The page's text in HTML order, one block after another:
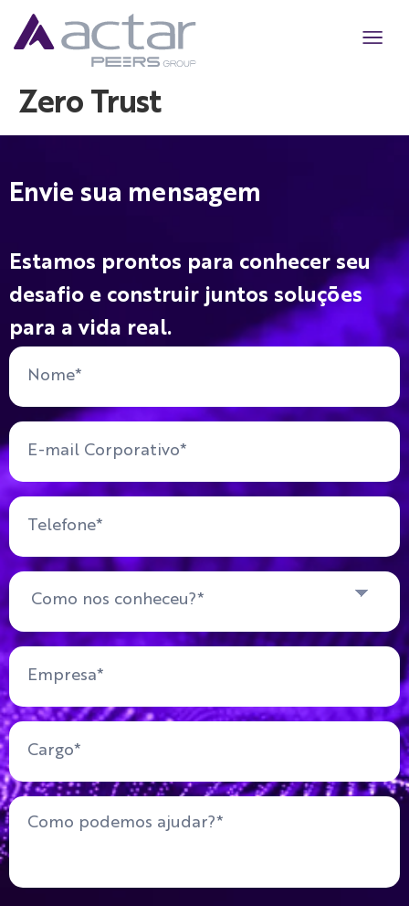
Zero Trust
Envie sua mensagem
Estamos prontos para conhecer seu
desafio e construir juntos soluções
para a vida real.